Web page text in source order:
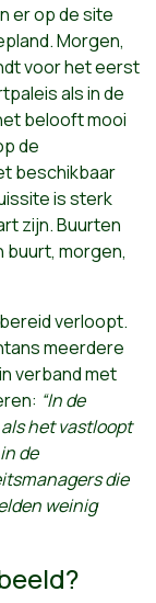
er op de site
Morgen,
voor het eerst
als in de
belooft mooi
de
beschikbaar
is sterk
zijn. Buurten
buurt, morgen,
verloopt.
meerdere
verband met
“In de
het vastloopt
de
die
weinig